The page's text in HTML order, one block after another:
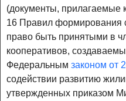
(документы, прилагаемые
16 Правил формирования
право быть принятыми в
кооперативов,
Федеральным законом от
содействии развитию
утвержденных приказом